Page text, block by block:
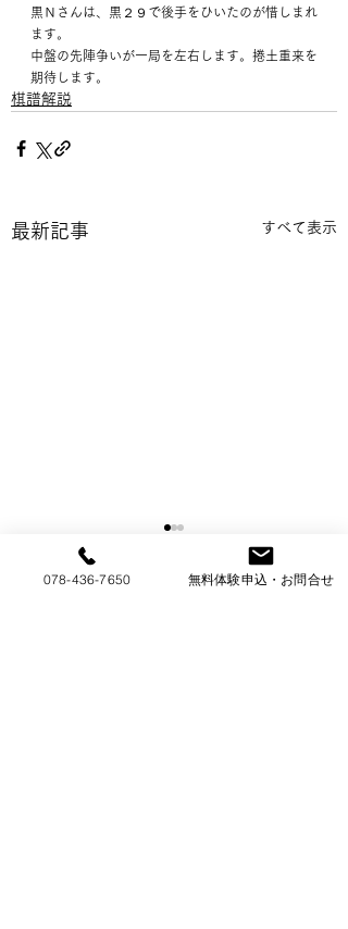
黒Ｎさんは、黒２９で後手をひいたのが惜しまれ
ます。
中盤の先陣争いが一局を左右します。捲土重来を
期待します。
棋譜解説
最新記事 すべて表示
078-436-7650 無料体験申込・お問合せ